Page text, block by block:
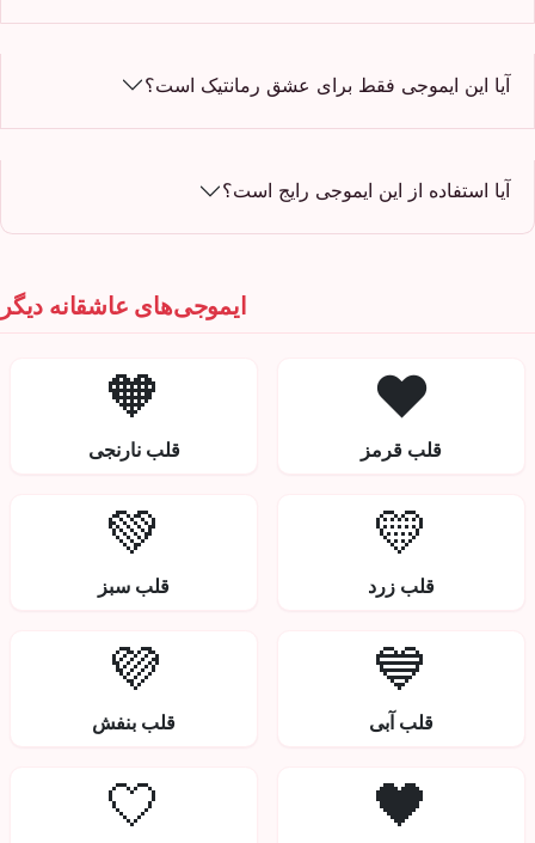
آیا این ایموجی فقط برای عشق رمانتیک است؟
آیا استفاده از این ایموجی رایج است؟
ایموجی‌های عاشقانه دیگر
❤️
قلب قرمز
🧡
قلب نارنجی
💛
قلب زرد
💚
قلب سبز
💙
قلب آبی
💜
قلب بنفش
🖤
🤍